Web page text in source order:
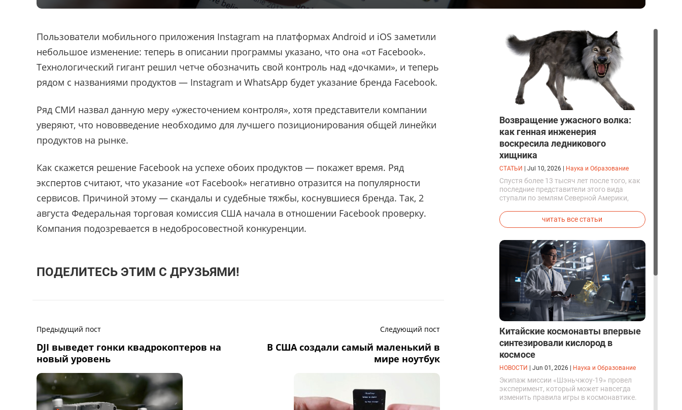
Пользователи мобильного приложения Instagram на платформах Android и iOS заметили
небольшое изменение: теперь в описании программы указано, что она «от Facebook».
Технологический гигант решил четче обозначить свой контроль над «дочками», и теперь
рядом с названиями продуктов — Instagram и WhatsApp будет указание бренда Facebook.
Ряд СМИ назвал данную меру «ужесточением контроля», хотя представители компании
уверяют, что нововведение необходимо для лучшего позиционирования общей линейки
продуктов на рынке.
Как скажется решение Facebook на успехе обоих продуктов — покажет время. Ряд
экспертов считают, что указание «от Facebook» негативно отразится на популярности
сервисов. Причиной этому — скандалы и судебные тяжбы, коснувшиеся бренда. Так, 2
августа Федеральная торговая комиссия США начала в отношении Facebook проверку.
Компания подозревается в недобросовестной конкуренции.
ПОДЕЛИТЕСЬ ЭТИМ С ДРУЗЬЯМИ!
Предыдущий пост
DJI выведет гонки квадрокоптеров на
новый уровень
Следующий пост
В США создали самый маленький в
мире ноутбук
Возвращение ужасного волка:
как генная инженерия
воскресила ледникового
хищника
СТАТЬИ Jul 10, 2026 Наука и Образование
Спустя более 13 тысяч лет после того, как
последние представители этого вида
ступали по землям Северной Америки,
вывели первых генетически
модифицированных щенков с фенотипом
читать все статьи
Китайские космонавты впервые
синтезировали кислород в
космосе
НОВОСТИ Jun 01, 2026 Наука и Образование
Экипаж миссии «Шэньчжоу-19» провел
эксперимент, который может навсегда
изменить правила игры в космонавтике.